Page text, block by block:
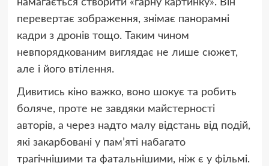
намагається створити «гарну картинку». Він
перевертає зображення, знімає панорамні
кадри з дронів тощо. Таким чином
невпорядкованим виглядає не лише сюжет,
але і його втілення.
Дивитись кіно важко, воно шокує та робить
боляче, проте не завдяки майстерності
авторів, а через надто малу відстань від подій,
які закарбовані у пам’яті набагато
трагічнішими та фатальнішими, ніж є у фільмі.